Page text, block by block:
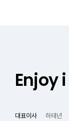
Enjoy i
대표이사 하태년